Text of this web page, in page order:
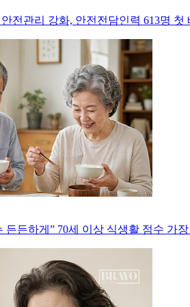
전관리 강화, 안전전담인력 613명 첫
든든하게” 70세 이상 식생활 점수 가